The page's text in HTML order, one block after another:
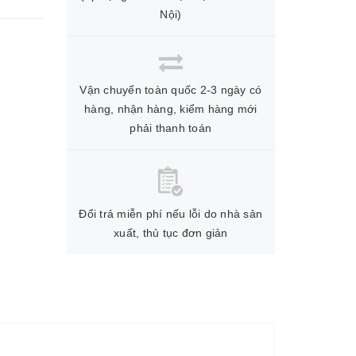
Nội)
Vận chuyển toàn quốc 2-3 ngày có
hàng, nhận hàng, kiểm hàng mới
phải thanh toán
Đổi trả miễn phí nếu lỗi do nhà sản
xuất, thủ tục đơn giản